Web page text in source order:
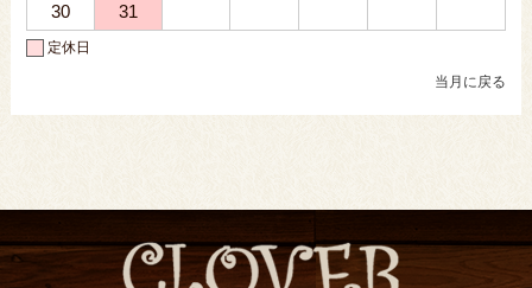
30
31
定休日
当月に戻る